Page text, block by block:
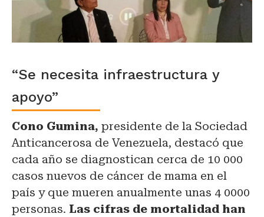
“Se necesita infraestructura y
apoyo”
Cono Gumina, presidente de la Sociedad
Anticancerosa de Venezuela, destacó que
cada año se diagnostican cerca de 10 000
casos nuevos de cáncer de mama en el
país y que mueren anualmente unas 4 0000
personas. Las cifras de mortalidad han